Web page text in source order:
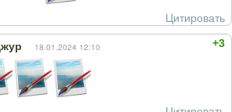
Цитировать
+3
18.01.2024 12:10